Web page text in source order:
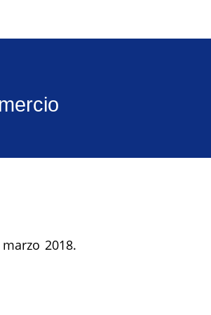
2018.